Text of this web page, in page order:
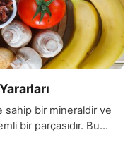
bir mineraldir ve
bir parçasıdır. Bu